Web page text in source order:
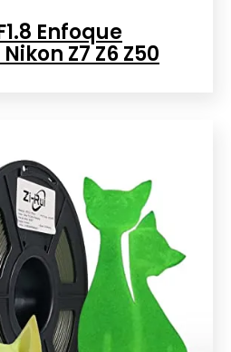
Enfoque
Z7 Z6 Z50